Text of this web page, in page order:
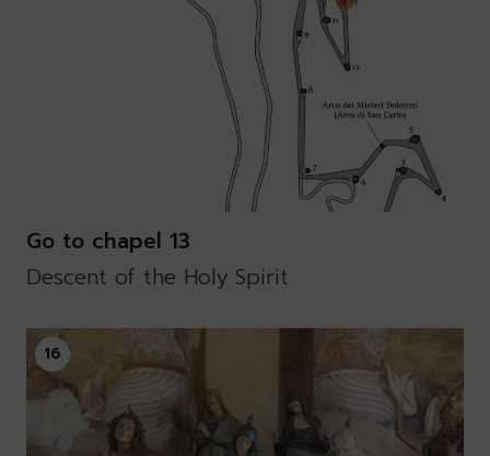
Go to chapel 13
Descent of the Holy Spirit
16